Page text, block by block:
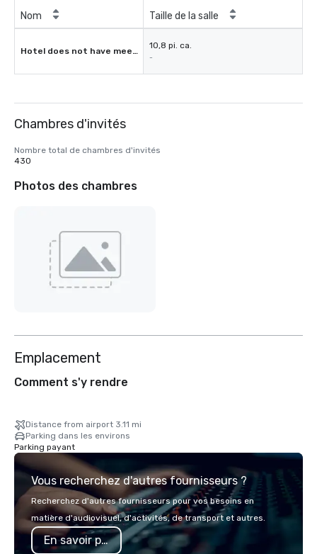
Nom Taille de la salle
Hotel does not have meeting rooms
10,8 pi. ca.
-
Chambres d'invités
Nombre total de chambres d'invités
430
Photos des chambres
Emplacement
Comment s'y rendre
Distance from airport 3.11 mi
Parking dans les environs
Parking payant
Vous recherchez d'autres fournisseurs ?
Recherchez d'autres fournisseurs pour vos besoins en
matière d'audiovisuel, d'activités, de transport et autres.
En savoir plus